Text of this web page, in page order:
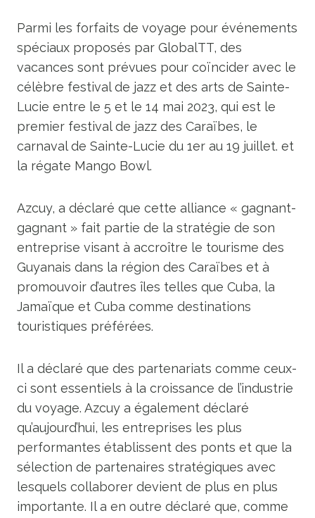
Parmi les forfaits de voyage pour événements
spéciaux proposés par GlobalTT, des
vacances sont prévues pour coïncider avec le
célèbre festival de jazz et des arts de Sainte-
Lucie entre le 5 et le 14 mai 2023, qui est le
premier festival de jazz des Caraïbes, le
carnaval de Sainte-Lucie du 1er au 19 juillet. et
la régate Mango Bowl.
Azcuy, a déclaré que cette alliance « gagnant-
gagnant » fait partie de la stratégie de son
entreprise visant à accroître le tourisme des
Guyanais dans la région des Caraïbes et à
promouvoir d’autres îles telles que Cuba, la
Jamaïque et Cuba comme destinations
touristiques préférées.
Il a déclaré que des partenariats comme ceux-
ci sont essentiels à la croissance de l’industrie
du voyage. Azcuy a également déclaré
qu’aujourd’hui, les entreprises les plus
performantes établissent des ponts et que la
sélection de partenaires stratégiques avec
lesquels collaborer devient de plus en plus
importante. Il a en outre déclaré que, comme